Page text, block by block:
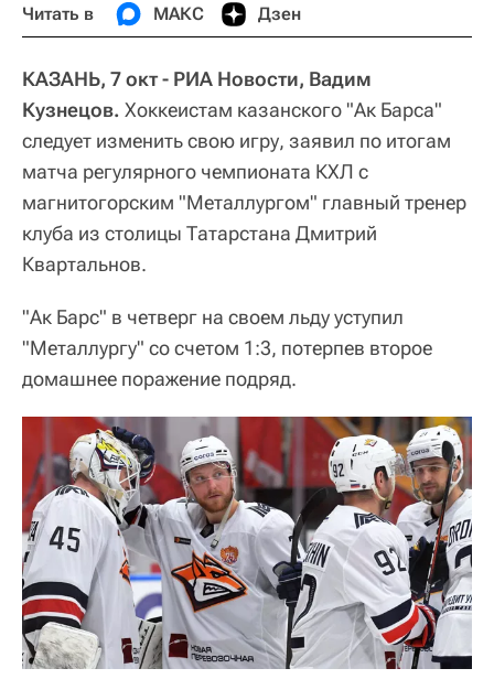
Читать в МАКС Дзен
КАЗАНЬ, 7 окт - РИА Новости, Вадим
Кузнецов. Хоккеистам казанского "Ак Барса"
следует изменить свою игру, заявил по итогам
матча регулярного чемпионата КХЛ с
магнитогорским "Металлургом" главный тренер
клуба из столицы Татарстана Дмитрий
Квартальнов.
"Ак Барс" в четверг на своем льду уступил
"Металлургу" со счетом 1:3, потерпев второе
домашнее поражение подряд.